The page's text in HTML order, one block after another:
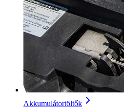
Akkumulátortöltők